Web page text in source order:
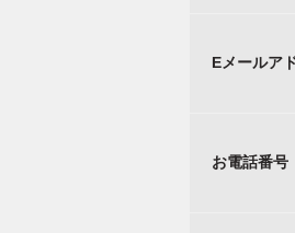
Eメールア
お電話番号